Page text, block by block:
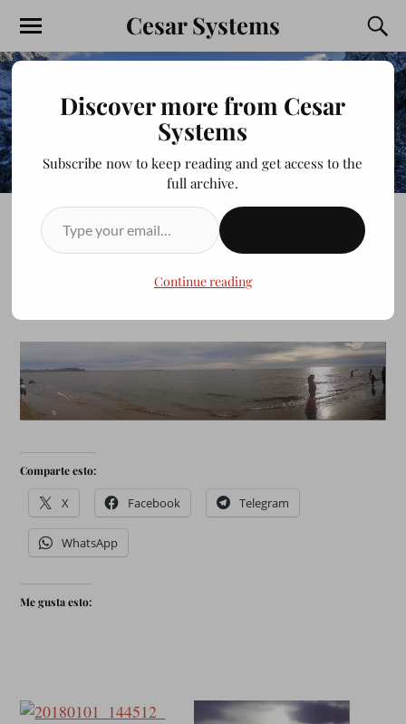
Cesar Systems
Playa maviri
Comparte esto:
X Facebook Telegram
WhatsApp
Me gusta esto:
Discover more from Cesar
Systems
Subscribe now to keep reading and get access to the
full archive.
Continue reading